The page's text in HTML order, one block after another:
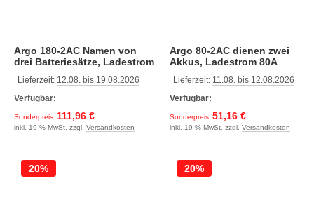
Argo 180-2AC Namen von
drei Batteriesätze, Ladestrom
Lieferzeit: 12.08. bis 19.08.2026
Verfügbar:
Sonderpreis 111,96 €
inkl. 19 % MwSt. zzgl. Versandkosten
Argo 80-2AC dienen zwei
Akkus, Ladestrom 80A
Lieferzeit: 11.08. bis 12.08.2026
Verfügbar:
Sonderpreis 51,16 €
inkl. 19 % MwSt. zzgl. Versandkosten
20% 20%